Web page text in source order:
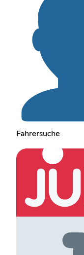
Fahrersuche